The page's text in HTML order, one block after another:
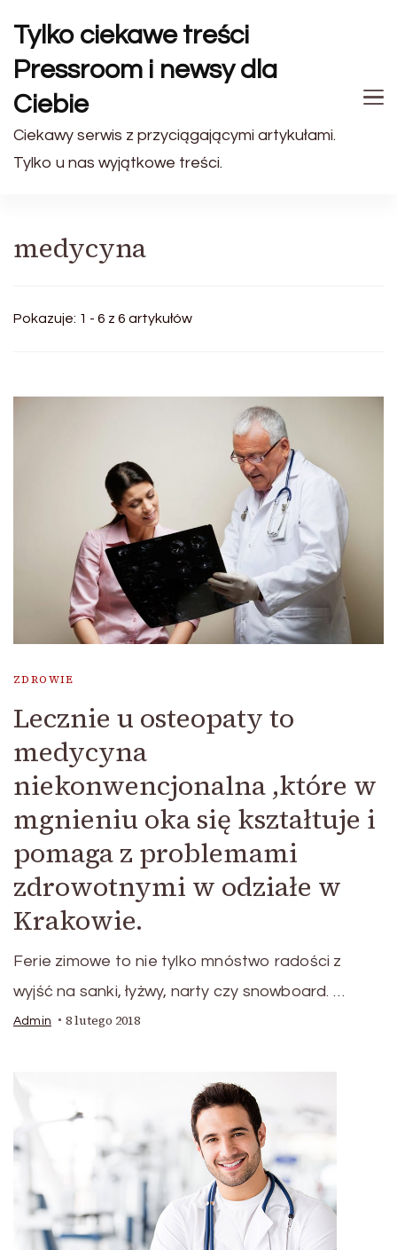
Tylko ciekawe treści
Pressroom i newsy dla
Ciebie
Ciekawy serwis z przyciągającymi artykułami.
Tylko u nas wyjątkowe treści.
medycyna
Pokazuje: 1 - 6 z 6 artykułów
ZDROWIE
Lecznie u osteopaty to
medycyna
niekonwencjonalna ,które w
mgnieniu oka się kształtuje i
pomaga z problemami
zdrowotnymi w odziałe w
Krakowie.
Ferie zimowe to nie tylko mnóstwo radości z
wyjść na sanki, łyżwy, narty czy snowboard. …
Admin 8 lutego 2018